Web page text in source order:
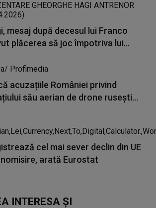
mesaj după decesul lui Franco
plăcerea să joc împotriva lui...
acuzațiile României privind
său aerian de drone rusești...
cel mai sever declin din UE
arată Eurostat
INTERESA ȘI